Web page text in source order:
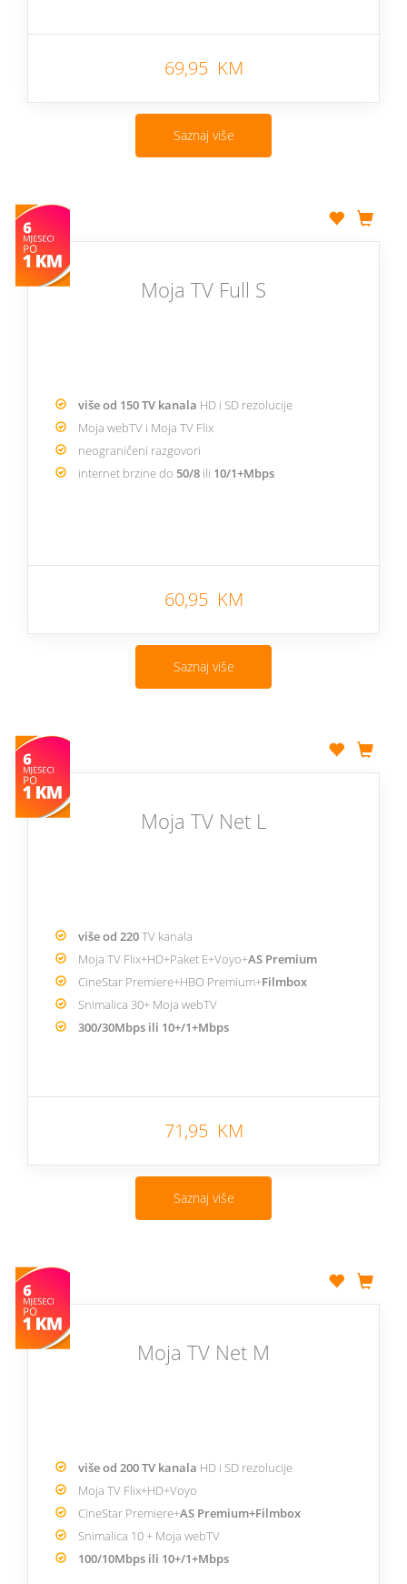
69,95 KM
Saznaj više
Moja TV Full S
više od 150 TV kanala HD i SD rezolucije
Moja webTV i Moja TV Flix
neograničeni razgovori
internet brzine do 50/8 ili 10/1+Mbps
60,95 KM
Saznaj više
Moja TV Net L
više od 220TV kanala
Moja TV Flix+HD+Paket E+Voyo+AS Premium
CineStar Premiere+HBO Premium+Filmbox
Snimalica 30+ Moja webTV
300/30Mbps ili 10+/1+Mbps
71,95 KM
Saznaj više
Moja TV Net M
više od 200 TV kanala HD i SD rezolucije
Moja TV Flix+HD+Voyo
CineStar Premiere+AS Premium+Filmbox
Snimalica 10 + Moja webTV
100/10Mbps ili 10+/1+Mbps